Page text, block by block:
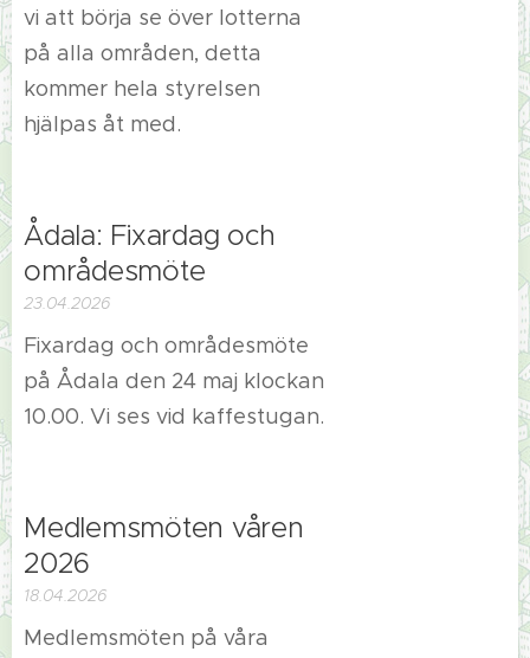
vi att börja se över lotterna
på alla områden, detta
kommer hela styrelsen
hjälpas åt med.
Ådala: Fixardag och
områdesmöte
23.04.2026
Fixardag och områdesmöte
på Ådala den 24 maj klockan
10.00. Vi ses vid kaffestugan.
Medlemsmöten våren
2026
18.04.2026
Medlemsmöten på våra